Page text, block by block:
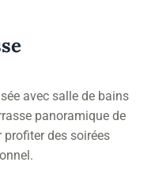
avec salle de bains
panoramique de
profiter des soirées